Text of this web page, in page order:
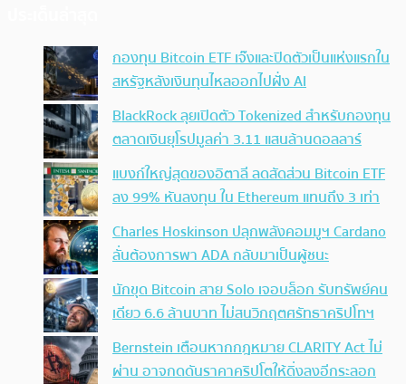
กองทุน Bitcoin ETF เจ๊งและปิดตัวเป็นแห่งแรกใน
สหรัฐหลังเงินทุนไหลออกไปฝั่ง AI
BlackRock ลุยเปิดตัว Tokenized สำหรับกองทุน
ตลาดเงินยุโรปมูลค่า 3.11 แสนล้านดอลลาร์
แบงก์ใหญ่สุดของอิตาลี ลดสัดส่วน Bitcoin ETF
ลง 99% หันลงทุน ใน Ethereum แทนถึง 3 เท่า
Charles Hoskinson ปลุกพลังคอมมูฯ Cardano
ลั่นต้องการพา ADA กลับมาเป็นผู้ชนะ
นักขุด Bitcoin สาย Solo เจอบล็อก รับทรัพย์คน
เดียว 6.6 ล้านบาท ไม่สนวิกฤตศรัทธาคริปโทฯ
Bernstein เตือนหากกฎหมาย CLARITY Act ไม่
ผ่าน อาจกดดันราคาคริปโตให้ดิ่งลงอีกระลอก